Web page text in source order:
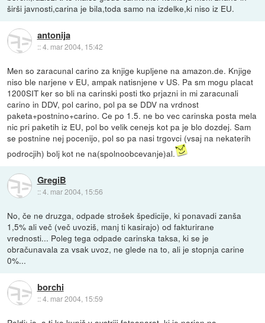
širši javnosti,carina je bila,toda samo na izdelke,ki niso iz EU.
antonija
::4. mar 2004, 15:42
Men so zaracunal carino za knjige kupljene na amazon.de. Knjige
niso ble narjene v EU, ampak natisnjene v US. Pa sm mogu placat
1200SIT ker so bli na carinski posti tko prjazni in mi zaracunali
carino in DDV, pol carino, pol pa se DDV na vrdnost
paketa+postnino+carino. Ce po 1.5. ne bo vec carinska posta mela
nic pri paketih iz EU, pol bo velik cenejs kot pa je blo dozdej. Sam
se postnine nej pocenijo, pol so pa nasi trgovci (vsaj na nekaterih
podrocjih) bolj kot ne na(spolnoobcevanje)al.
GregiB
::4. mar 2004, 15:56
No, če ne druzga, odpade strošek špedicije, ki ponavadi zanša
1,5% ali več (več uvoziš, manj ti kasirajo) od fakturirane
vrednosti... Poleg tega odpade carinska taksa, ki se je
obračunavala za vsak uvoz, ne glede na to, ali je stopnja carine
0%...
borchi
::4. mar 2004, 15:59